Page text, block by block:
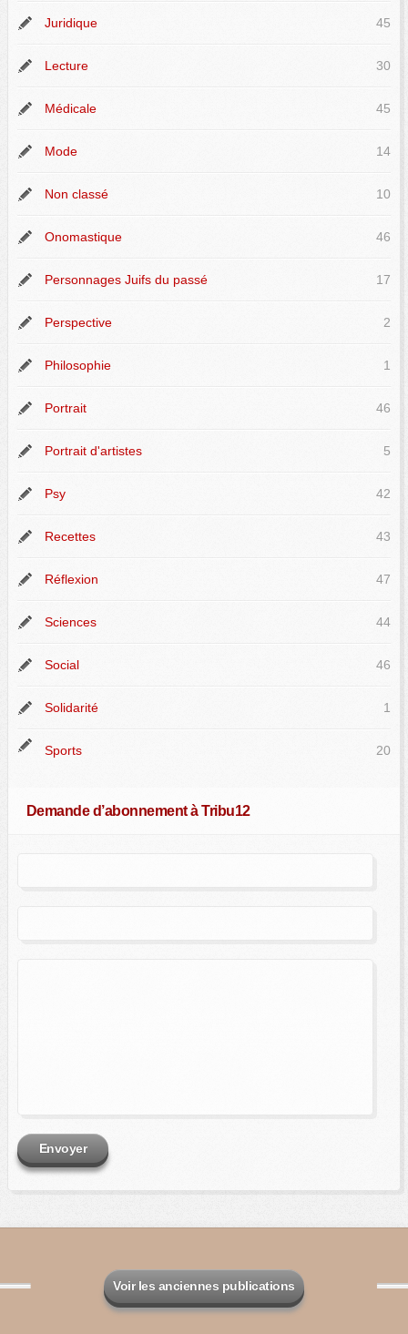
Juridique 45
Lecture 30
Médicale 45
Mode 14
Non classé 10
Onomastique 46
Personnages Juifs du passé 17
Perspective 2
Philosophie 1
Portrait 46
Portrait d'artistes 5
Psy 42
Recettes 43
Réflexion 47
Sciences 44
Social 46
Solidarité 1
Sports 20
Demande d’abonnement à Tribu12
Envoyer
Voir les anciennes publications